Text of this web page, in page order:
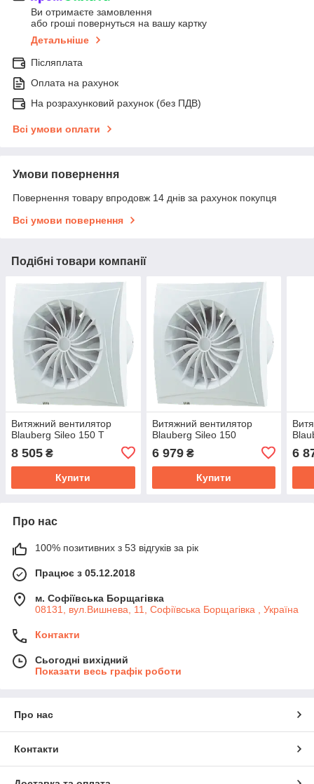
Ви отримаєте замовлення
або гроші повернуться на вашу картку
Детальніше
Післяплата
Оплата на рахунок
На розрахунковий рахунок (без ПДВ)
Всі умови оплати
Умови повернення
Повернення товару впродовж 14 днів за рахунок покупця
Всі умови повернення
Подібні товари компанії
Витяжний вентилятор
Blauberg Sileo 150 T
8 505 ₴
Купити
Витяжний вентилятор
Blauberg Sileo 150
6 979₴
Купити
6
Про нас
100% позитивних з 53 відгуків за рік
Працює з 05.12.2018
м. Софіївська Борщагівка
08131, вул.Вишнева, 11, Софіївська Борщагівка , Україна
Контакти
Сьогодні вихідний
Показати весь графік роботи
Про нас
Контакти